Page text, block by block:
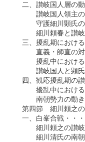
二、讃岐国人層の
讃岐国人領主の
守護細川顕氏の
細川頼春と讃岐
三、擾乱期におけ
直義・師直の対立
擾乱中における
讃岐国人と顕氏
四、観応擾乱期の
擾乱中における
南朝勢力の動き
第四節　細川頼之
一、白峯合戦・・
細川頼之の讃岐
細川清氏の南朝